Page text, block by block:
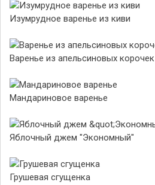
Изумрудное варенье из киви
Варенье из апельсиновых корочек
Мандариновое варенье
Яблочный джем "Экономный"
Грушевая сгущенка